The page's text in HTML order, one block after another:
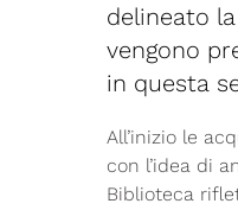
delineato
vengono
in questa
All’inizio le
con l’idea di
Biblioteca